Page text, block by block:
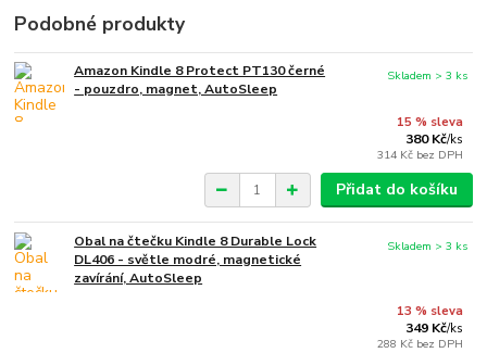
Podobné produkty
Amazon Kindle 8 Protect PT130 černé
- pouzdro, magnet, AutoSleep
15 % sleva
380 Kč/ks
314 Kč bez DPH
Skladem > 3 ks
Přidat do košíku
Obal na čtečku Kindle 8 Durable Lock
DL406 - světle modré, magnetické
zavírání, AutoSleep
13 % sleva
349 Kč/ks
288 Kč bez DPH
Skladem > 3 ks